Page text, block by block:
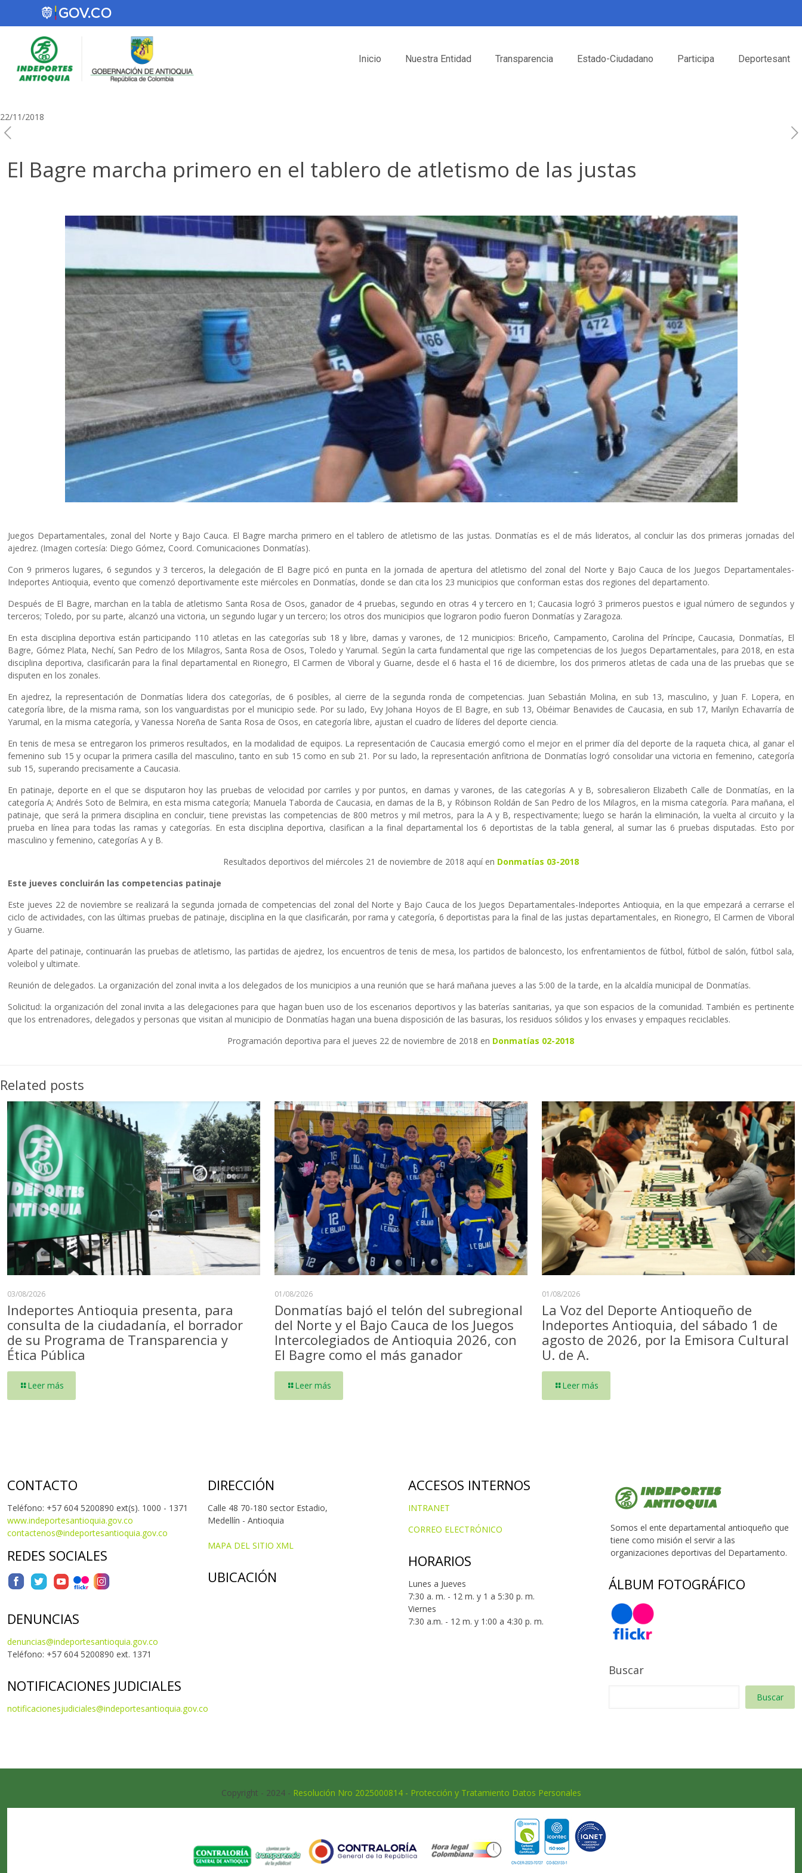
Inicio Nuestra Entidad Transparencia Estado-Ciudadano Participa Deportesant
22/11/2018
El Bagre marcha primero en el tablero de atletismo de las justas
Juegos Departamentales, zonal del Norte y Bajo Cauca. El Bagre marcha primero en el tablero de atletismo de las justas. Donmatías es el de más lideratos, al concluir las dos primeras jornadas del
ajedrez. (Imagen cortesía: Diego Gómez, Coord. Comunicaciones Donmatías).
Con 9 primeros lugares, 6 segundos y 3 terceros, la delegación de El Bagre picó en punta en la jornada de apertura del atletismo del zonal del Norte y Bajo Cauca de los Juegos Departamentales-
Indeportes Antioquia, evento que comenzó deportivamente este miércoles en Donmatías, donde se dan cita los 23 municipios que conforman estas dos regiones del departamento.
Después de El Bagre, marchan en la tabla de atletismo Santa Rosa de Osos, ganador de 4 pruebas, segundo en otras 4 y tercero en 1; Caucasia logró 3 primeros puestos e igual número de segundos y
terceros; Toledo, por su parte, alcanzó una victoria, un segundo lugar y un tercero; los otros dos municipios que lograron podio fueron Donmatías y Zaragoza.
En esta disciplina deportiva están participando 110 atletas en las categorías sub 18 y libre, damas y varones, de 12 municipios: Briceño, Campamento, Carolina del Príncipe, Caucasia, Donmatías, El
Bagre, Gómez Plata, Nechí, San Pedro de los Milagros, Santa Rosa de Osos, Toledo y Yarumal. Según la carta fundamental que rige las competencias de los Juegos Departamentales, para 2018, en esta
disciplina deportiva, clasificarán para la final departamental en Rionegro, El Carmen de Viboral y Guarne, desde el 6 hasta el 16 de diciembre, los dos primeros atletas de cada una de las pruebas que se
disputen en los zonales.
En ajedrez, la representación de Donmatías lidera dos categorías, de 6 posibles, al cierre de la segunda ronda de competencias. Juan Sebastián Molina, en sub 13, masculino, y Juan F. Lopera, en
categoría libre, de la misma rama, son los vanguardistas por el municipio sede. Por su lado, Evy Johana Hoyos de El Bagre, en sub 13, Obéimar Benavides de Caucasia, en sub 17, Marilyn Echavarría de
Yarumal, en la misma categoría, y Vanessa Noreña de Santa Rosa de Osos, en categoría libre, ajustan el cuadro de líderes del deporte ciencia.
En tenis de mesa se entregaron los primeros resultados, en la modalidad de equipos. La representación de Caucasia emergió como el mejor en el primer día del deporte de la raqueta chica, al ganar el
femenino sub 15 y ocupar la primera casilla del masculino, tanto en sub 15 como en sub 21. Por su lado, la representación anfitriona de Donmatías logró consolidar una victoria en femenino, categoría
sub 15, superando precisamente a Caucasia.
En patinaje, deporte en el que se disputaron hoy las pruebas de velocidad por carriles y por puntos, en damas y varones, de las categorías A y B, sobresalieron Elizabeth Calle de Donmatías, en la
categoría A; Andrés Soto de Belmira, en esta misma categoría; Manuela Taborda de Caucasia, en damas de la B, y Róbinson Roldán de San Pedro de los Milagros, en la misma categoría. Para mañana, el
patinaje, que será la primera disciplina en concluir, tiene previstas las competencias de 800 metros y mil metros, para la A y B, respectivamente; luego se harán la eliminación, la vuelta al circuito y la
prueba en línea para todas las ramas y categorías. En esta disciplina deportiva, clasifican a la final departamental los 6 deportistas de la tabla general, al sumar las 6 pruebas disputadas. Esto por
masculino y femenino, categorías A y B.
Resultados deportivos del miércoles 21 de noviembre de 2018 aquí en Donmatías 03-2018
Este jueves concluirán las competencias patinaje
Este jueves 22 de noviembre se realizará la segunda jornada de competencias del zonal del Norte y Bajo Cauca de los Juegos Departamentales-Indeportes Antioquia, en la que empezará a cerrarse el
ciclo de actividades, con las últimas pruebas de patinaje, disciplina en la que clasificarán, por rama y categoría, 6 deportistas para la final de las justas departamentales, en Rionegro, El Carmen de Viboral
y Guarne.
Aparte del patinaje, continuarán las pruebas de atletismo, las partidas de ajedrez, los encuentros de tenis de mesa, los partidos de baloncesto, los enfrentamientos de fútbol, fútbol de salón, fútbol sala,
voleibol y ultimate.
Reunión de delegados. La organización del zonal invita a los delegados de los municipios a una reunión que se hará mañana jueves a las 5:00 de la tarde, en la alcaldía municipal de Donmatías.
Solicitud: la organización del zonal invita a las delegaciones para que hagan buen uso de los escenarios deportivos y las baterías sanitarias, ya que son espacios de la comunidad. También es pertinente
que los entrenadores, delegados y personas que visitan al municipio de Donmatías hagan una buena disposición de las basuras, los residuos sólidos y los envases y empaques reciclables.
Programación deportiva para el jueves 22 de noviembre de 2018 en Donmatías 02-2018
Related posts
03/08/2026
Indeportes Antioquia presenta, para
consulta de la ciudadanía, el borrador
de su Programa de Transparencia y
Ética Pública
Leer más
01/08/2026
Donmatías bajó el telón del subregional
del Norte y el Bajo Cauca de los Juegos
Intercolegiados de Antioquia 2026, con
El Bagre como el más ganador
Leer más
01/08/2026
La Voz del Deporte Antioqueño de
Indeportes Antioquia, del sábado 1 de
agosto de 2026, por la Emisora Cultural
U. de A.
Leer más
CONTACTO
Teléfono: +57 604 5200890 ext(s). 1000 - 1371
www.indeportesantioquia.gov.co
contactenos@indeportesantioquia.gov.co
REDES SOCIALES
DENUNCIAS
denuncias@indeportesantioquia.gov.co
Teléfono: +57 604 5200890 ext. 1371
NOTIFICACIONES JUDICIALES
notificacionesjudiciales@indeportesantioquia.gov.co
DIRECCIÓN
Calle 48 70-180 sector Estadio,
Medellín - Antioquia
MAPA DEL SITIO XML
UBICACIÓN
ACCESOS INTERNOS
INTRANET
CORREO ELECTRÓNICO
HORARIOS
Lunes a Jueves
7:30 a. m. - 12 m. y 1 a 5:30 p. m.
Viernes
7:30 a.m. - 12 m. y 1:00 a 4:30 p. m.
Somos el ente departamental antioqueño que
tiene como misión el servir a las
organizaciones deportivas del Departamento.
ÁLBUM FOTOGRÁFICO
Buscar
Buscar
Copyright - 2024 - Resolución Nro 2025000814 - Protección y Tratamiento Datos Personales